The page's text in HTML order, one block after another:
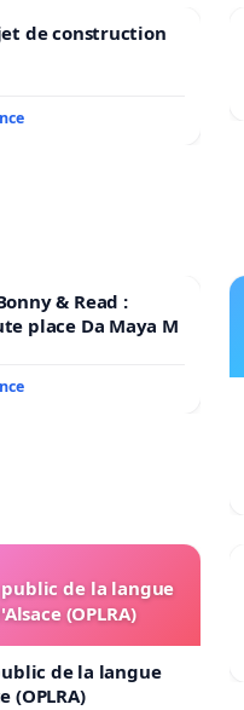
de construction
& Read :
place Da Maya M
de la langue
(OPLRA)
de la langue
(OPLRA)